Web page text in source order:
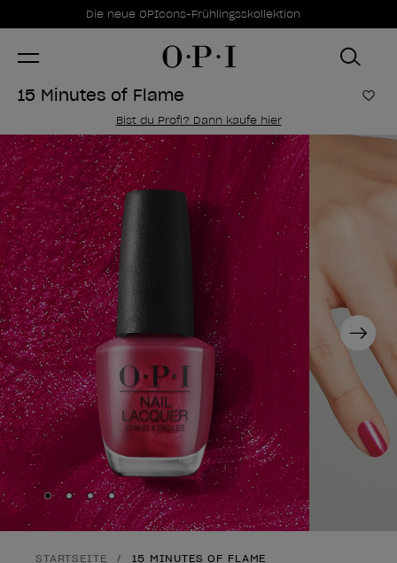
Sonderangebote
Die neue OPIcons-Frühlingsskollektion
Item 1 of 1
15 Minutes of Flame Zur
Bist du Profi? Dann kaufe hier
Next
Skip to slide1
Skip to slide2
Skip to slide3
Skip to slide 4
STARTSEITE 15 MINUTES OF FLAME